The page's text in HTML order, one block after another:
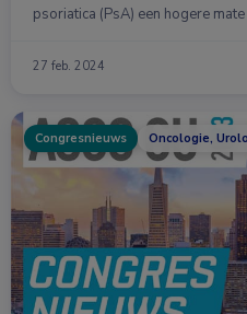
psoriatica (PsA) een hogere
27 feb. 2024
Congresnieuws Oncologie,